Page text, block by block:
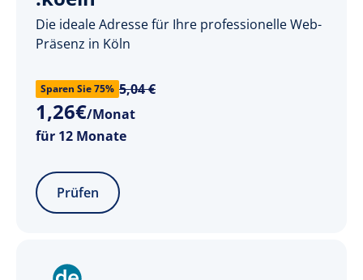
Die ideale Adresse für Ihre professionelle Web-
Präsenz in Köln
Sparen Sie 75% 5,04 €
1,26€/Monat
für 12 Monate
Prüfen